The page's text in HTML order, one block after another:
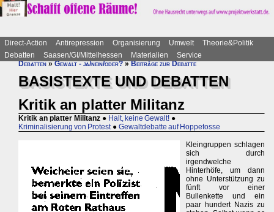
Direct-Action Antirepression Organisierung Umwelt
Theorie&Politik
Debatten
Saasen/GI/Mittelhessen Materialien
Service
Debatten»Gewalt - ja/nein/oder?»Beiträge zur Debatte
BASISTEXTE UND DEBATTEN
Kritik an platter Militanz
Kritik an platter Militanz ● Halt, keine Gewalt! ●
Kriminalisierung von Protest ● Gewaltdebatte auf Hoppetosse
Kleingruppen schlagen
sich durch
irgendwelche
Hinterhöfe, um dann
ohne Unterstützung zu
fünft vor einer
Bullenkette und ein
paar hundert Nazis zu